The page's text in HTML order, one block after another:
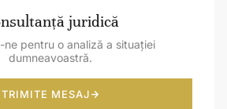
juridică
ne pentru o analiză a situației
dumneavoastră.
TRIMITE MESAJ